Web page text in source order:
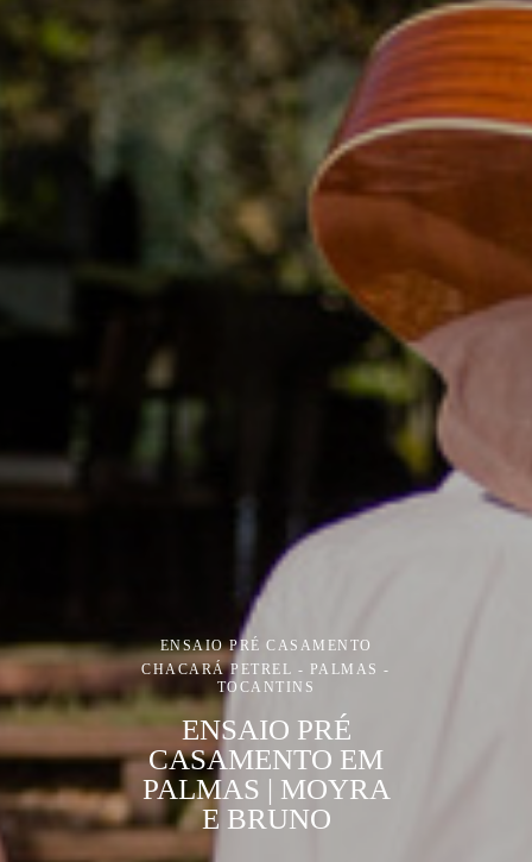
ENSAIO PRÉ CASAMENTO
CHACARÁ PETREL - PALMAS -
TOCANTINS
ENSAIO PRÉ
CASAMENTO EM
PALMAS | MOYRA
E BRUNO